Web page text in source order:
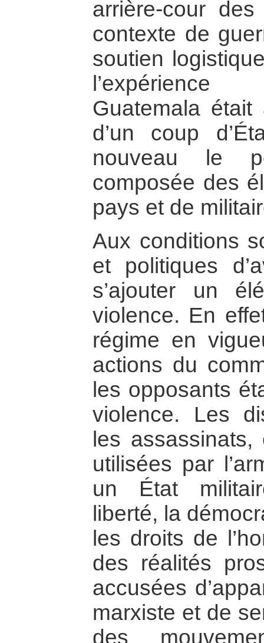
arrière-cour
contexte de
soutien
Guatemala
d’un coup
nouveau le
composée des
pays et de
Aux conditions
et politiques
s’ajouter un
violence. En
régime en
actions du
les opposants
violence. Les
les
utilisées par
un État
liberté, la
les droits de
des réalités
accusées
marxiste et de
des